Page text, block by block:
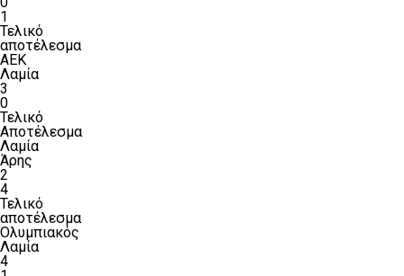
1
Τελικό
αποτέλεσμα
ΑΕΚ
Λαμία
3
0
Τελικό
Αποτέλεσμα
Λαμία
Άρης
2
4
Τελικό
αποτέλεσμα
Ολυμπιακός
Λαμία
4